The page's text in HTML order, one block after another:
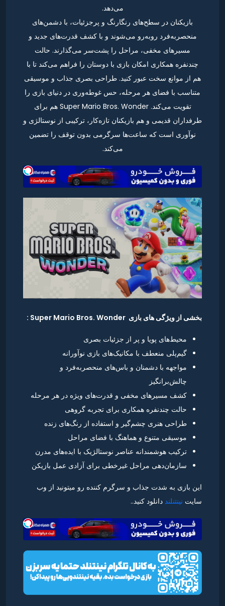
می‌دهد.
بازیکنان در سطح‌های رنگارنگ و پرجزئیات، با دشمن‌های
منحصربه‌فرد روبه‌رو می‌شوند و با کشف قدرت‌های جدید و
مسیرهای مخفی، مراحل را پشت‌سر می‌گذارند. حالت
چندنفره همکاری امکان بازی با دوستان را فراهم می‌کند تا با
هم از موانع سخت عبور کنید. طراحی بصری جذاب و موسیقی
متناسب با فضای هر مرحله، حس غوطه‌وری در دنیای بازی را
تقویت می‌کند. Super Mario Bros. Wonder هم برای
طرفداران قدیمی و هم بازیکنان تازه‌کار، ترکیبی از نوستالژی و
نوآوری است که ساعت‌ها سرگرمی بدون توقف را تضمین
می‌کند.
بخشی از ویژگی های بازی Super Mario Bros. Wonder :
محیط‌های پویا و پر از جزئیات بصری
گیم‌پلی منعطف با مکانیک‌های بازی نوآورانه
مواجهه با دشمنان و باس‌های منحصربه‌فرد و
چالش‌برانگیز
کشف مسیرهای مخفی و قدرت‌های ویژه در هر مرحله
حالت چندنفره همکاری برای تجربه گروهی
طراحی هنری چشم‌گیر و استفاده از رنگ‌های زنده
موسیقی متنوع و هماهنگ با فضای مراحل
ترکیب هوشمندانه عناصر نوستالژیک با ایده‌های مدرن
سازمان‌دهی مراحل غیرخطی برای آزادی عمل بازیکن
این بازی به شدت جذاب و سرگرم کننده رو میتونید از وب
سایت نینتنلند دانلود کنید..